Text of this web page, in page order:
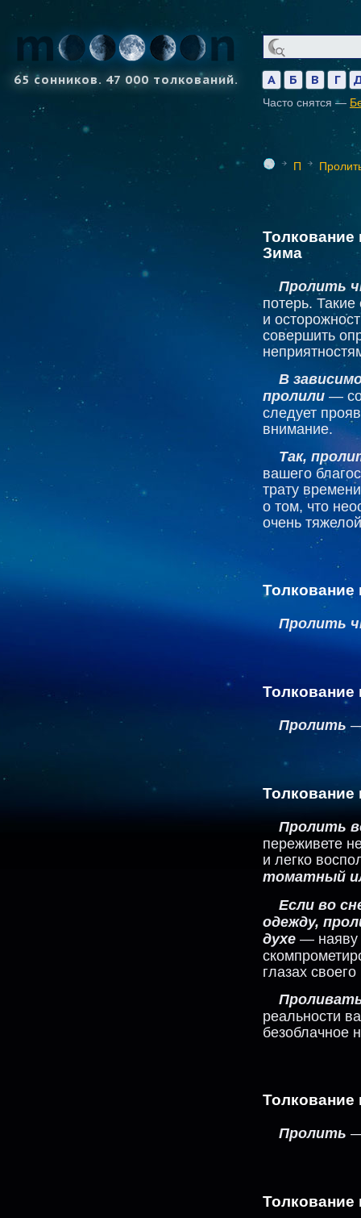
65 сонников. 47 000 толкований. А Б В Г
Часто снятся —
П
Зима
Пролить
потерь.
и
совершить
В
пролили —
следует
внимание.
Так,
вашего
трату
о том, что
очень
Толкование
Пролить
Пролить
Толкование
Пролить
переживете
и легко
томатный
Если во
одежду,
духе — наяву
глазах
реальности
безоблачное
Толкование
Пролить
Толкование